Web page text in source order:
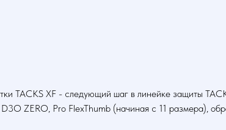
TACKS XF - следующий шаг в линейке защиты
ZERO, Pro FlexThumb (начиная с 11 размера),